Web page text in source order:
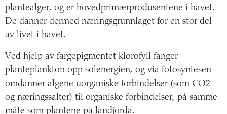
Om havindikatoren
Skagerrak
Artssammensetning dyreplankton i Nordsjøen
plantealger, og er hovedprimærprodusentene i havet.
De danner dermed næringsgrunnlaget for en stor del
av livet i havet.
Ved hjelp av fargepigmentet klorofyll fanger
planteplankton opp solenergien, og via fotosyntesen
omdanner algene uorganiske forbindelser (som CO2
og næringssalter) til organiske forbindelser, på samme
måte som plantene på landjorda.